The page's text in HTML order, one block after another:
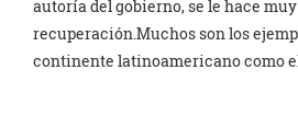
autoría del gobierno, se le hace
recuperación.Muchos son los
continente latinoamericano como